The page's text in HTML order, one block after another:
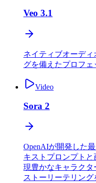
Veo 3.1
ネイティブオーデ
グを備えたプロフ
Video
Sora 2
OpenAIが開発した
キストプロンプト
現豊かなキャラク
ストーリーテリン